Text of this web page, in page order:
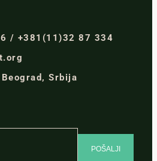
/ +381(11)32 87 334
Srbija